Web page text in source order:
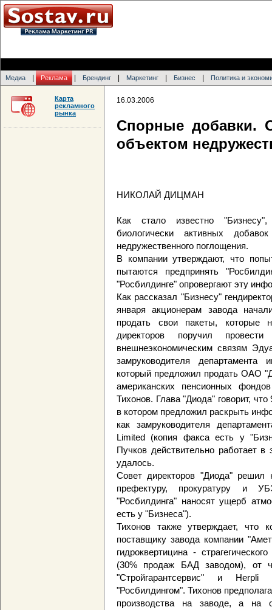
Медиа Реклама Брендинг Маркетинг Бизнес Политика и
16.03.2006
Спорные добавки.
объектом
НИКОЛАЙ ДИЦМАН
Как стало известно
биологически активных
недружественного поглощения.
В компании утверждают, что
пытаются предпринять
"Росбилдинге" опровергают эту
Как рассказал "Бизнесу"
января акционерам завода
продать свои пакеты, которые
директоров поручил
внешнеэкономическим связям
замруководителя департамента
который предложил продать ОАО
американских пенсионных
Тихонов. Глава "Диода" говорит,
в котором предложил раскрыть
как замруководителя
Limited (копия факса есть у
Пучков действительно работает
удалось.
Совет директоров "Диода" решил
префектуру, прокуратуру и
"Росбилдинга" наносят ущерб
есть у "Бизнеса").
Тихонов также утверждает, что
поставщику завода компании
гидроквертицина -
(30% продаж БАД заводом), от
"Стройгарантсервис" и
"Росбилдингом". Тихонов
производства на заводе, а на
Карта
рекламного
рынка